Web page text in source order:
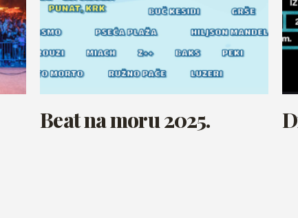
Beat na moru 2025.